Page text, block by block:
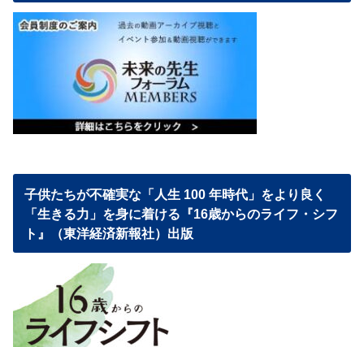
子供たちが不確実な「人生 100 年時代」をより良く
「生きる力」を身に着ける『16歳からのライフ・シフ
ト』（東洋経済新報社）出版